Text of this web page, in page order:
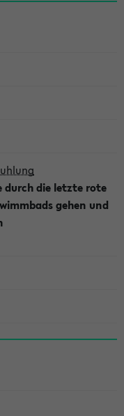
durch die letzte rote
gehen und